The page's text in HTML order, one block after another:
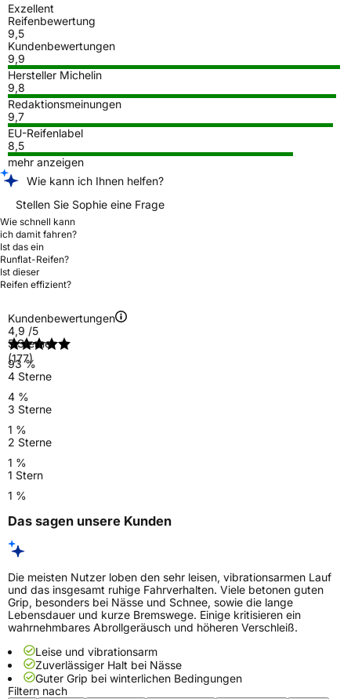
Exzellent
Reifenbewertung
9,5
Kundenbewertungen
9,9
Hersteller Michelin
9,8
Redaktionsmeinungen
9,7
EU-Reifenlabel
8,5
mehr anzeigen
Wie kann ich Ihnen helfen?
Stellen Sie Sophie eine Frage
Wie schnell kann
ich damit fahren?
Ist das ein
Runflat-Reifen?
Ist dieser
Reifen effizient?
Kundenbewertungen
4,9 /5
(177)
5 Sterne
93 %
4 Sterne
4 %
3 Sterne
1 %
2 Sterne
1 %
1 Stern
1 %
Das sagen unsere Kunden
Die meisten Nutzer loben den sehr leisen, vibrationsarmen Lauf
und das insgesamt ruhige Fahrverhalten. Viele betonen guten
Grip, besonders bei Nässe und Schnee, sowie die lange
Lebensdauer und kurze Bremswege. Einige kritisieren ein
wahrnehmbares Abrollgeräusch und höheren Verschleiß.
Leise und vibrationsarm
Zuverlässiger Halt bei Nässe
Guter Grip bei winterlichen Bedingungen
Filtern nach